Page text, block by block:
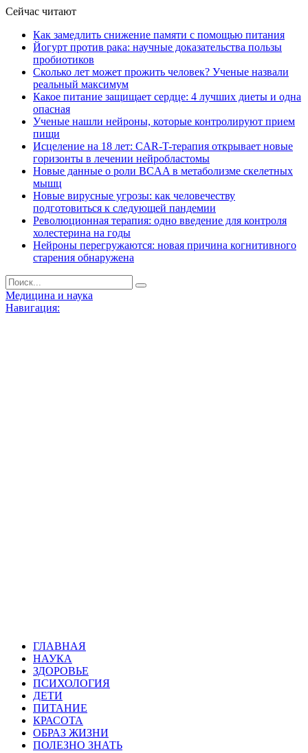
Сейчас читают
Как замедлить снижение памяти с помощью питания
Йогурт против рака: научные доказательства пользы
пробиотиков
Сколько лет может прожить человек? Ученые назвали
реальный максимум
Какое питание защищает сердце: 4 лучших диеты и одна
опасная
Ученые нашли нейроны, которые контролируют прием
пищи
Исцеление на 18 лет: CAR-T-терапия открывает новые
горизонты в лечении нейробластомы
Новые данные о роли BCAA в метаболизме скелетных
мышц
Новые вирусные угрозы: как человечеству
подготовиться к следующей пандемии
Революционная терапия: одно введение для контроля
холестерина на годы
Нейроны перегружаются: новая причина когнитивного
старения обнаружена
Медицина и наука
Навигация:
ГЛАВНАЯ
НАУКА
ЗДОРОВЬЕ
ПСИХОЛОГИЯ
ДЕТИ
ПИТАНИЕ
КРАСОТА
ОБРАЗ ЖИЗНИ
ПОЛЕЗНО ЗНАТЬ